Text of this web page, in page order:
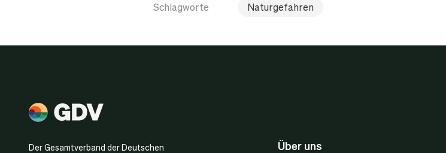
Schlagworte Naturgefahren
Der Gesamtverband der Deutschen
Über uns